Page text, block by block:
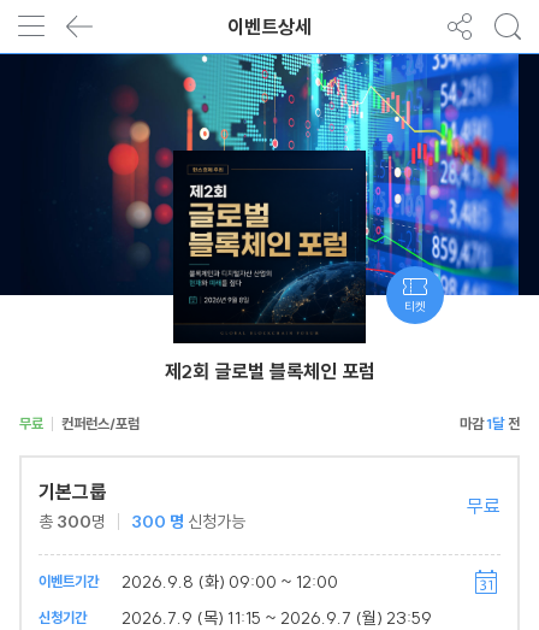
이벤트상세
제2회 글로벌 블록체인 포럼
무료 컨퍼런스/포럼 1달
기본그룹
총 300명 300 명 신청가능
무료
이벤트기간 2026.9.8 (화) 09:00 ~ 12:00
신청기간 2026.7.9 (목) 11:15 ~ 2026.9.7 (월) 23:59
티켓